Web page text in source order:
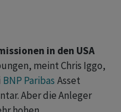
in den USA
meint Chris Iggo,
BNP Paribas Asset
Aber die Anleger